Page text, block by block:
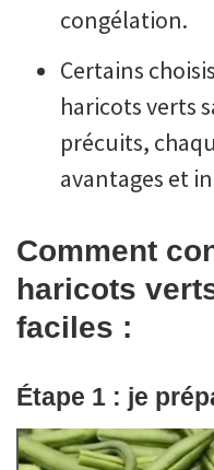
congélation.
Certains
haricots verts
précuits,
avantages et
Comment
haricots
faciles :
Étape 1 : je